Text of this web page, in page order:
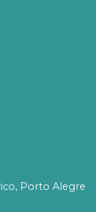
Porto Alegre